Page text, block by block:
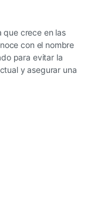
que crece en las
con el nombre
para evitar la
y asegurar una